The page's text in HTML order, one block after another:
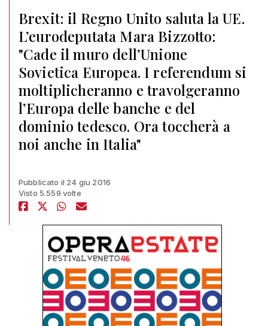
Brexit: il Regno Unito saluta la UE.
L’eurodeputata Mara Bizzotto:
"Cade il muro dell’Unione
Sovietica Europea. I referendum si
moltiplicheranno e travolgeranno
l’Europa delle banche e del
dominio tedesco. Ora toccherà a
noi anche in Italia"
Pubblicato il 24 giu 2016
Visto 5.559 volte